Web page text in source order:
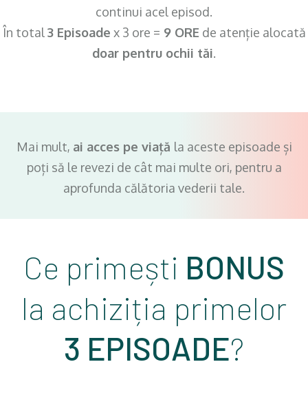
continui acel episod.
În total3 Episoade x 3 ore = 9 ORE de atenție alocată
doar pentru ochii tăi.
Mai mult, ai acces pe viață la aceste episoade și
poți să le revezi de cât mai multe ori, pentru a
aprofunda călătoria vederii tale.
Ce primești BONUS
la achiziția primelor
3 EPISOADE?